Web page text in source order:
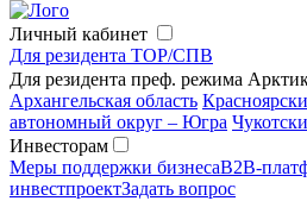
Личный кабинет
Для резидента ТОР/СПВ
Для резидента преф. режима
Архангельская область
автономный округ – Югра
Инвесторам
Меры поддержки бизнесаB2B-
инвестпроектЗадать вопрос